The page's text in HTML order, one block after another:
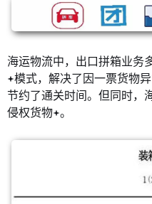
海运物流中，出口拼箱业务
模式，解决了因一票货物
节约了通关时间。但同时，
侵权货物 。